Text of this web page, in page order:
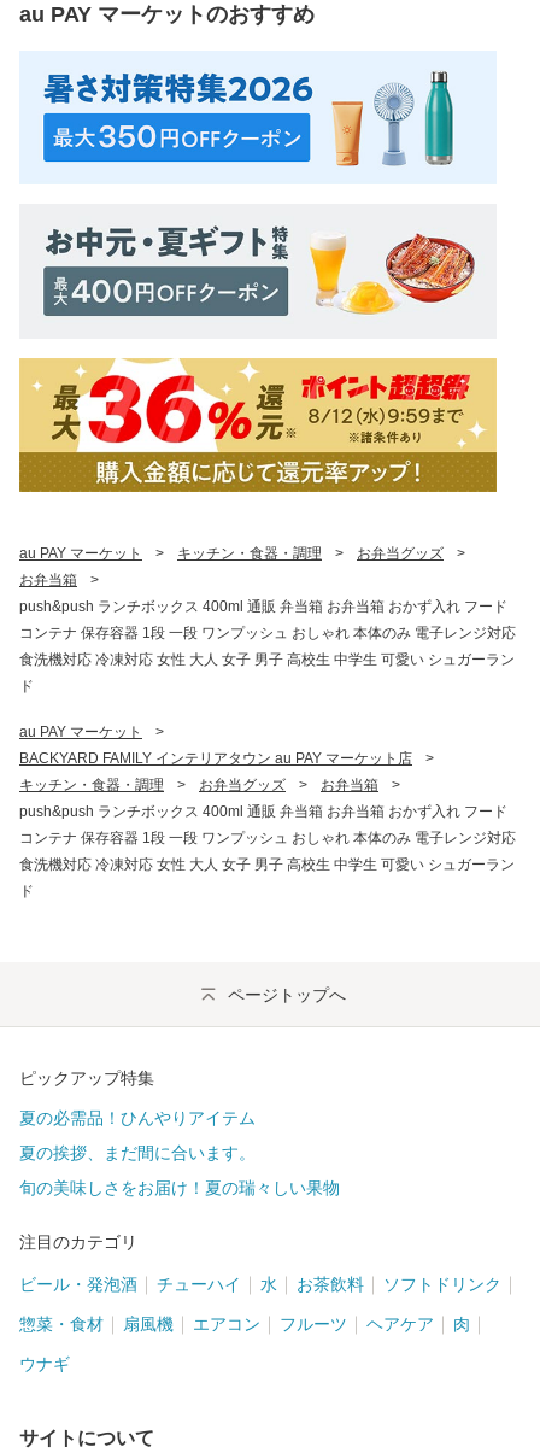
au PAY マーケットのおすすめ
au PAY マーケット > キッチン・食器・調理 > お弁当グッズ
>
お弁当箱
>
push&push ランチボックス 400ml 通販 弁当箱 お弁当箱 おかず入れ フード
コンテナ 保存容器 1段 一段 ワンプッシュ おしゃれ 本体のみ 電子レンジ対応
食洗機対応 冷凍対応 女性 大人 女子 男子 高校生 中学生 可愛い シュガーラン
ド
au PAY マーケット
>
BACKYARD FAMILY インテリアタウン au PAY マーケット店
>
キッチン・食器・調理
> お弁当グッズ > お弁当箱
>
push&push ランチボックス 400ml 通販 弁当箱 お弁当箱 おかず入れ フード
コンテナ 保存容器 1段 一段 ワンプッシュ おしゃれ 本体のみ 電子レンジ対応
食洗機対応 冷凍対応 女性 大人 女子 男子 高校生 中学生 可愛い シュガーラン
ド
ページトップへ
ピックアップ特集
夏の必需品！ひんやりアイテム
夏の挨拶、まだ間に合います。
旬の美味しさをお届け！夏の瑞々しい果物
注目のカテゴリ
ビール・発泡酒 チューハイ 水 お茶飲料 ソフトドリンク
惣菜・食材 扇風機 エアコン フルーツ ヘアケア 肉
ウナギ
サイトについて